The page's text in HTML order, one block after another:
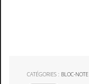
CATÉGORIES : BLOC-NOTE